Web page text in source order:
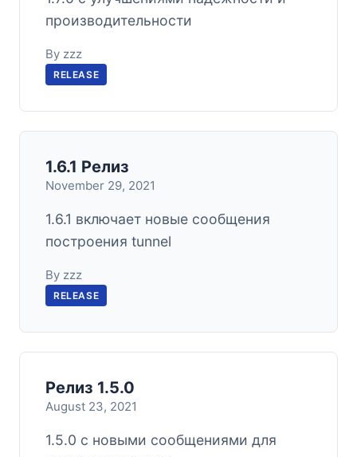
производительности
By zzz
RELEASE
1.6.1 Релиз
November 29, 2021
1.6.1 включает новые сообщения
построения tunnel
By zzz
RELEASE
Релиз 1.5.0
August 23, 2021
1.5.0 с новыми сообщениями для